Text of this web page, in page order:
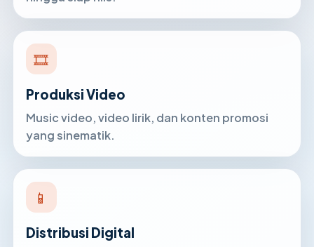
🎞
Produksi Video
Music video, video lirik, dan konten promosi
yang sinematik.
📱
Distribusi Digital